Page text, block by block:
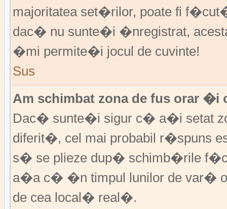
majoritatea set�rilor, poate fi
dac� nu sunte�i �nregistrat,
�mi permite�i jocul de cuvinte!
Sus
Am schimbat zona de fus orar �i
Dac� sunte�i sigur c� a�i setat
diferit�, cel mai probabil r�spuns
s� se plieze dup� schimb�rile
a�a c� �n timpul lunilor de var�
de cea local� real�.